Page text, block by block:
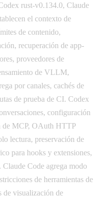
rust-v0.134.0, Claude
el contexto de
de contenido,
recuperación de app-
proveedores de
de VLLM,
por canales, cachés de
de prueba de CI. Codex
configuración
de MCP, OAuth HTTP
lectura, preservación de
para hooks y extensiones,
Code agrega modo
de herramientas de
de visualización de